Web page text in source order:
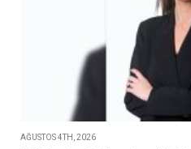
AĞUSTOS 4TH, 2026